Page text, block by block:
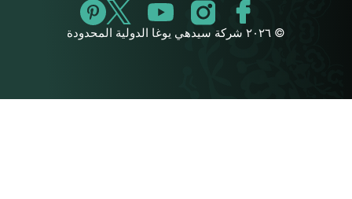
© ٢٠٢٦ شركة سيدهي يوغا الدولية المحدودة